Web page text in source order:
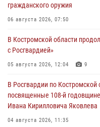
гражданского оружия
06 августа 2026, 07:50
В Костромской области
с Росгвардией»
05 августа 2026, 12:04 9
В Росгвардии по Костромской
посвященные 108-й
Ивана Кирилловича Яковлева
04 августа 2026, 11:35